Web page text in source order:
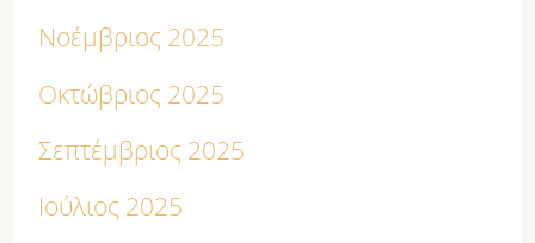
Νοέμβριος 2025
Οκτώβριος 2025
Σεπτέμβριος 2025
Ιούλιος 2025